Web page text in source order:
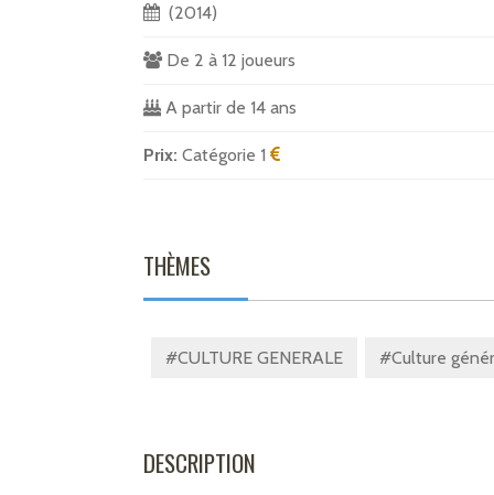
(2014)
De 2 à 12 joueurs
A partir de 14 ans
Prix: Catégorie 1
THÈMES
#CULTURE GENERALE #Culture
DESCRIPTION